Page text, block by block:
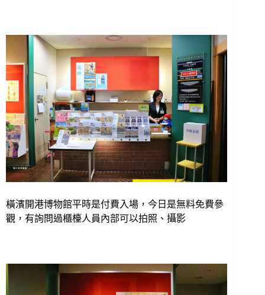
橫濱開港博物館平時是付費入場，今日是無料免費參
觀，有詢問過櫃檯人員內部可以拍照、攝影